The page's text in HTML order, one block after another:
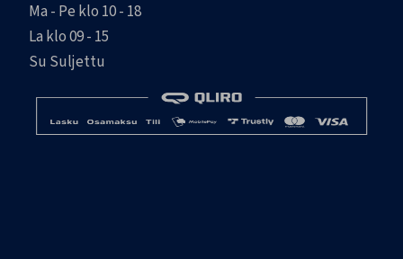
Ma - Pe klo 10 - 18
La klo 09 - 15
Su Suljettu